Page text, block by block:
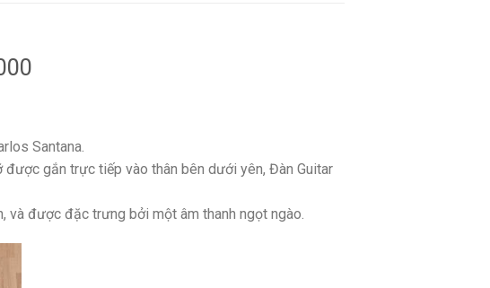
Santana.
gắn trực tiếp vào thân bên dưới yên, Đàn Guitar
được đặc trưng bởi một âm thanh ngọt ngào.